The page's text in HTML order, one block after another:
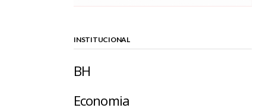
INSTITUCIONAL
BH
Economia